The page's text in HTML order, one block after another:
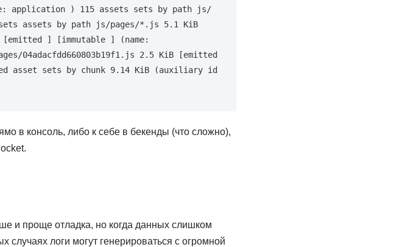
application ) 115
assets sets by path js/
assets by path js/pages/*.js 5.1 KiB
[emitted ] [immutable ] (name:
04adacfdd660803b19f1.js 2.5 KiB [
asset sets by chunk 9.14 KiB (auxiliary id
в консоль, либо к себе в бекенды (что сложно),
и проще отладка, но когда данных слишком
случаях логи могут генерироваться с огромной